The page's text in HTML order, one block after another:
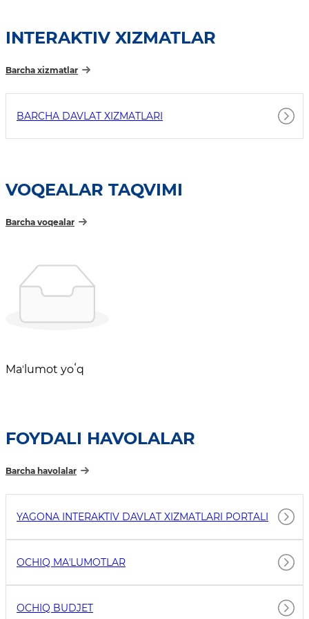
INTERAKTIV XIZMATLAR
Barcha xizmatlar
BARCHA DAVLAT XIZMATLARI
VOQEALAR TAQVIMI
Barcha voqealar
Maʼlumot yoʻq
FOYDALI HAVOLALAR
Barcha havolalar
YAGONA INTERAKTIV DAVLAT XIZMATLARI PORTALI
OCHIQ MAʼLUMOTLAR
OCHIQ BUDJET